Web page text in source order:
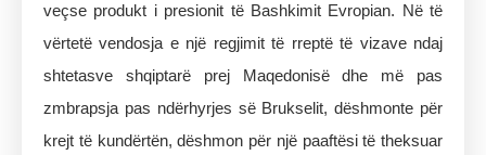
veçse produkt i presionit të Bashkimit Evropian. Në të
vërtetë vendosja e një regjimit të rreptë të vizave ndaj
shtetasve shqiptarë prej Maqedonisë dhe më pas
zmbrapsja pas ndërhyrjes së Brukselit, dëshmonte për
krejt të kundërtën, dëshmon për një paaftësi të theksuar